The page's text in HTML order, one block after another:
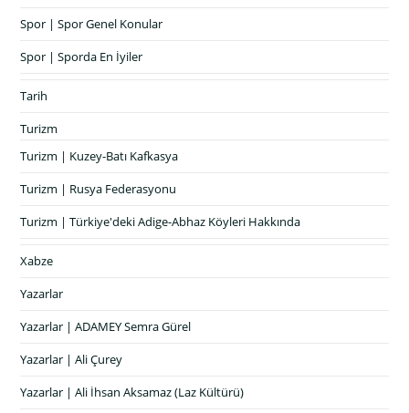
Spor | Spor Genel Konular
Spor | Sporda En İyiler
Tarih
Turizm
Turizm | Kuzey-Batı Kafkasya
Turizm | Rusya Federasyonu
Turizm | Türkiye'deki Adige-Abhaz Köyleri Hakkında
Xabze
Yazarlar
Yazarlar | ADAMEY Semra Gürel
Yazarlar | Ali Çurey
Yazarlar | Ali İhsan Aksamaz (Laz Kültürü)